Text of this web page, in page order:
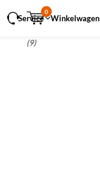
Service Winkelwagen
0
(9)